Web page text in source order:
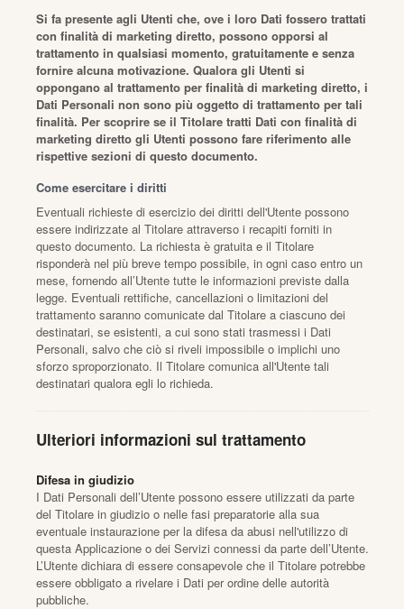
Si fa presente agli Utenti che, ove i loro Dati fossero trattati
con finalità di marketing diretto, possono opporsi al
trattamento in qualsiasi momento, gratuitamente e senza
fornire alcuna motivazione. Qualora gli Utenti si
oppongano al trattamento per finalità di marketing diretto, i
Dati Personali non sono più oggetto di trattamento per tali
finalità. Per scoprire se il Titolare tratti Dati con finalità di
marketing diretto gli Utenti possono fare riferimento alle
rispettive sezioni di questo documento.
Come esercitare i diritti
Eventuali richieste di esercizio dei diritti dell'Utente possono
essere indirizzate al Titolare attraverso i recapiti forniti in
questo documento. La richiesta è gratuita e il Titolare
risponderà nel più breve tempo possibile, in ogni caso entro un
mese, fornendo all’Utente tutte le informazioni previste dalla
legge. Eventuali rettifiche, cancellazioni o limitazioni del
trattamento saranno comunicate dal Titolare a ciascuno dei
destinatari, se esistenti, a cui sono stati trasmessi i Dati
Personali, salvo che ciò si riveli impossibile o implichi uno
sforzo sproporzionato. Il Titolare comunica all'Utente tali
destinatari qualora egli lo richieda.
Ulteriori informazioni sul trattamento
Difesa in giudizio
I Dati Personali dell’Utente possono essere utilizzati da parte
del Titolare in giudizio o nelle fasi preparatorie alla sua
eventuale instaurazione per la difesa da abusi nell'utilizzo di
questa Applicazione o dei Servizi connessi da parte dell’Utente.
L’Utente dichiara di essere consapevole che il Titolare potrebbe
essere obbligato a rivelare i Dati per ordine delle autorità
pubbliche.